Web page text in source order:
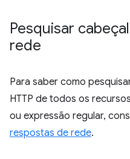
Pesquisar
rede
Para saber como
HTTP de todos os
ou expressão regular,
respostas de rede.